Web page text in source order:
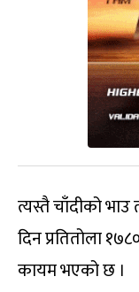
त्यस्तै चाँदीको
दिन प्रतितोला
कायम भएको छ ।